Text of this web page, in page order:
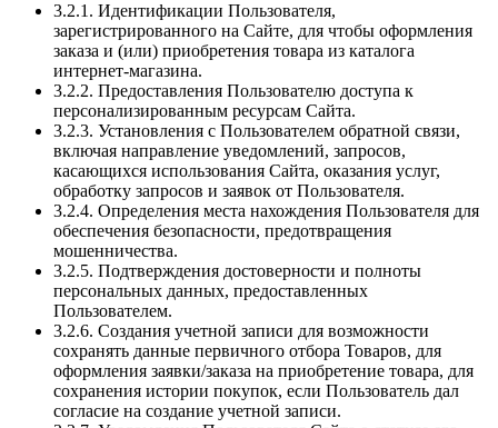
3.2.1. Идентификации Пользователя,
зарегистрированного на Сайте, для чтобы оформления
заказа и (или) приобретения товара из каталога
интернет-магазина.
3.2.2. Предоставления Пользователю доступа к
персонализированным ресурсам Сайта.
3.2.3. Установления с Пользователем обратной связи,
включая направление уведомлений, запросов,
касающихся использования Сайта, оказания услуг,
обработку запросов и заявок от Пользователя.
3.2.4. Определения места нахождения Пользователя для
обеспечения безопасности, предотвращения
мошенничества.
3.2.5. Подтверждения достоверности и полноты
персональных данных, предоставленных
Пользователем.
3.2.6. Создания учетной записи для возможности
сохранять данные первичного отбора Товаров, для
оформления заявки/заказа на приобретение товара, для
сохранения истории покупок, если Пользователь дал
согласие на создание учетной записи.